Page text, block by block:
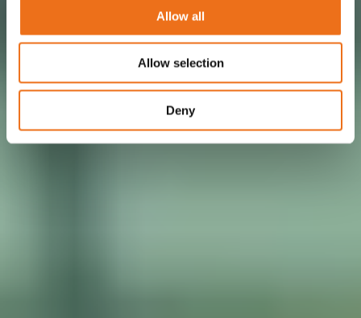
Allow all
Allow selection
Deny